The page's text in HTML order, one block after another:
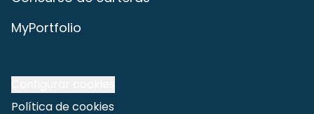
MyPortfolio
Política de cookies